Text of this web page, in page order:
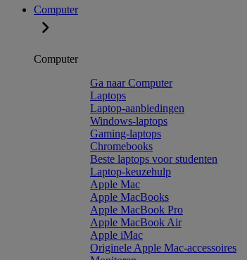
Computer
Computer
Ga naar Computer
Laptops
Laptop-aanbiedingen
Windows-laptops
Gaming-laptops
Chromebooks
Beste laptops voor studenten
Laptop-keuzehulp
Apple Mac
Apple MacBooks
Apple MacBook Pro
Apple MacBook Air
Apple iMac
Originele Apple Mac-accessoires